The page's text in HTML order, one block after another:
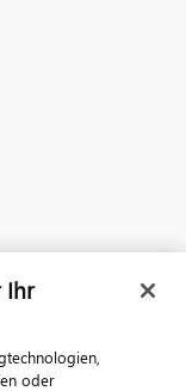
Ihr
oder